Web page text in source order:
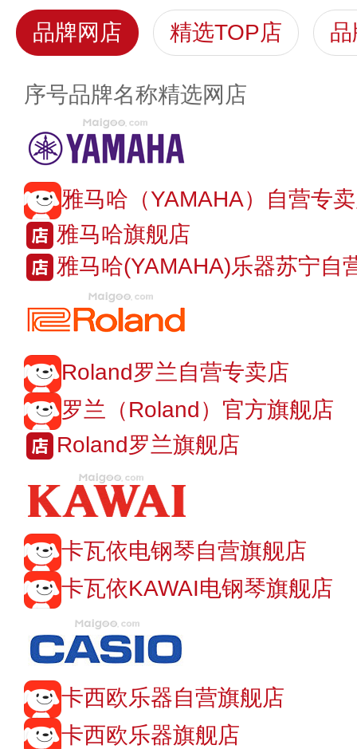
品牌网店 精选TOP店
序号品牌名称精选网店
雅马哈（YAMAHA）自营专
雅马哈旗舰店
雅马哈(YAMAHA)乐器苏宁自
Roland罗兰自营专卖店
罗兰（Roland）官方旗舰店
Roland罗兰旗舰店
卡瓦依电钢琴自营旗舰店
卡瓦依KAWAI电钢琴旗舰店
卡西欧乐器自营旗舰店
卡西欧乐器旗舰店